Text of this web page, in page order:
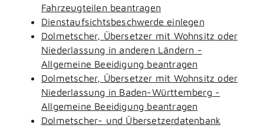
Fahrzeugteilen beantragen
Dienstaufsichtsbeschwerde einlegen
Dolmetscher, Übersetzer mit Wohnsitz oder
Niederlassung in anderen Ländern -
Allgemeine Beeidigung beantragen
Dolmetscher, Übersetzer mit Wohnsitz oder
Niederlassung in Baden-Württemberg -
Allgemeine Beeidigung beantragen
Dolmetscher- und Übersetzerdatenbank